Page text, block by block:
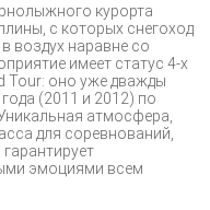
курорта
с которых снегоход
воздух наравне со
имеет статус 4-х
Tour: оно уже дважды
(2011 и 2012) по
атмосфера,
для соревнований,
эмоциями всем